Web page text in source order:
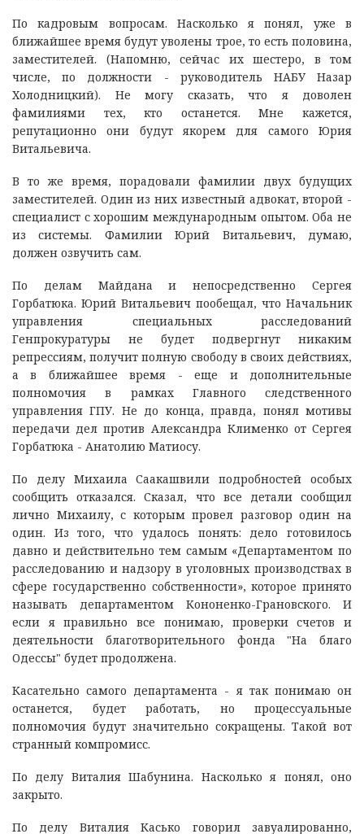
По кадровым вопросам. Насколько я понял, уже в
ближайшее время будут уволены трое, то есть половина,
заместителей. (Напомню, сейчас их шестеро, в том
числе, по должности - руководитель НАБУ Назар
Холодницкий). Не могу сказать, что я доволен
фамилиями тех, кто останется. Мне кажется,
репутационно они будут якорем для самого Юрия
Витальевича.
В то же время, порадовали фамилии двух будущих
заместителей. Один из них известный адвокат, второй -
специалист с хорошим международным опытом. Оба не
из системы. Фамилии Юрий Витальевич, думаю,
должен озвучить сам.
По делам Майдана и непосредственно Сергея
Горбатюка. Юрий Витальевич пообещал, что Начальник
управления специальных расследований
Генпрокуратуры не будет подвергнут никаким
репрессиям, получит полную свободу в своих действиях,
а в ближайшее время - еще и дополнительные
полномочия в рамках Главного следственного
управления ГПУ. Не до конца, правда, понял мотивы
передачи дел против Александра Клименко от Сергея
Горбатюка - Анатолию Матиосу.
По делу Михаила Саакашвили подробностей особых
сообщить отказался. Сказал, что все детали сообщил
лично Михаилу, с которым провел разговор один на
один. Из того, что удалось понять: дело готовилось
давно и действительно тем самым «Департаментом по
расследованию и надзору в уголовных производствах в
сфере государственно собственности», которое принято
называть департаментом Кононенко-Грановского. И
если я правильно все понимаю, проверки счетов и
деятельности благотворительного фонда "На благо
Одессы" будет продолжена.
Касательно самого департамента - я так понимаю он
останется, будет работать, но процессуальные
полномочия будут значительно сокращены. Такой вот
странный компромисс.
По делу Виталия Шабунина. Насколько я понял, оно
закрыто.
По делу Виталия Касько говорил завуалированно,